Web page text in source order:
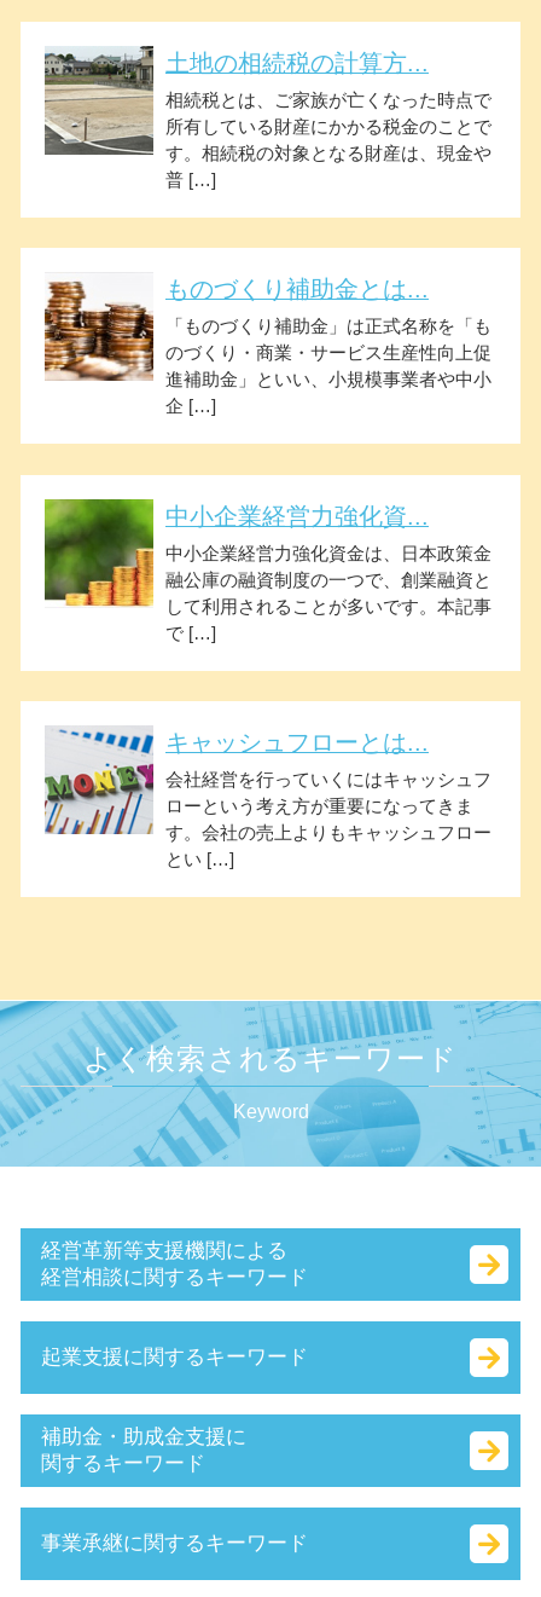
土地の相続税の計算方...
相続税とは、ご家族が亡くなった時点で
所有している財産にかかる税金のことで
す。相続税の対象となる財産は、現金や
普 […]
ものづくり補助金とは...
「ものづくり補助金」は正式名称を「も
のづくり・商業・サービス生産性向上促
進補助金」といい、小規模事業者や中小
企 […]
中小企業経営力強化資...
中小企業経営力強化資金は、日本政策金
融公庫の融資制度の一つで、創業融資と
して利用されることが多いです。本記事
で […]
キャッシュフローとは...
会社経営を行っていくにはキャッシュフ
ローという考え方が重要になってきま
す。会社の売上よりもキャッシュフロー
とい […]
よく検索されるキーワード
Keyword
経営革新等支援機関による
経営相談に関するキーワード
企業組合 とは
中小企業再生支援協議会 とは
認定 支援 機関 検索
認定 支援 機関 更新
小規模企業者
経営革新等支援機関 とは
財務 分析
起業支援に関するキーワード
合同 会社 資本金
有限責任 とは
法務局 謄本
株式会社 資本金 最低
会社設立 資本金 決め方
補助金・助成金支援に
関するキーワード
業務改善助成金 とは
中小 企業 助成金
事業承継に関するキーワード